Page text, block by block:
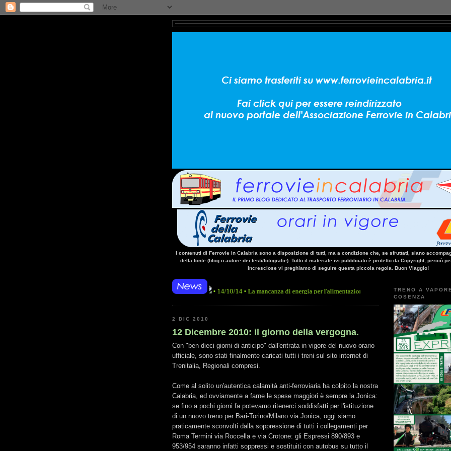
I contenuti di Ferrovie in Calabria sono a disposizione di tutti, ma a condizione che, se sfruttati, siano
della fonte (blog o autore dei testi/fotografie). Tutto il materiale ivi pubblicato è protetto da Copyright, perciò
incresciose vi preghiamo di seguire questa piccola regola. Buon Viaggio!
• 14/10/14 • La mancanza di energia per l'alimentazione elettrica, sulla linea Paola - Cosenza,
2 DIC 2010
12 Dicembre 2010: il giorno della vergogna.
Con "ben dieci giorni di anticipo" dall'entrata in vigore del nuovo orario
ufficiale, sono stati finalmente caricati tutti i treni sul sito internet di
Trenitalia, Regionali compresi.
Come al solito un'autentica calamità anti-ferroviaria ha colpito la nostra
Calabria, ed ovviamente a farne le spese maggiori è sempre la Jonica:
se fino a pochi giorni fa potevamo ritenerci soddisfatti per l'istituzione
di un nuovo treno per Bari-Torino/Milano via Jonica, oggi siamo
praticamente sconvolti dalla soppressione di tutti i collegamenti per
Roma Termini via Roccella e via Crotone: gli Espressi 890/893 e
953/954 saranno infatti soppressi e sostituiti con autobus su tutto il
TRENO A
COSENZA